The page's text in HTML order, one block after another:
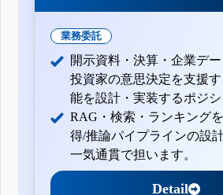
業務委託
開示資料・決算・企業デー
投資家の意思決定を支援
能を設計・実装するポジシ
RAG・検索・ランキング
得/推論パイプラインの設
一気通貫で担います。
Detail